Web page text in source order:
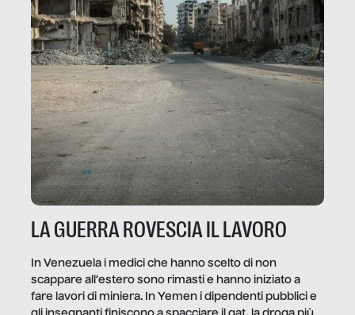
LA GUERRA ROVESCIA IL LAVORO
In Venezuela i medici che hanno scelto di non
scappare all’estero sono rimasti e hanno iniziato a
fare lavori di miniera. In Yemen i dipendenti pubblici e